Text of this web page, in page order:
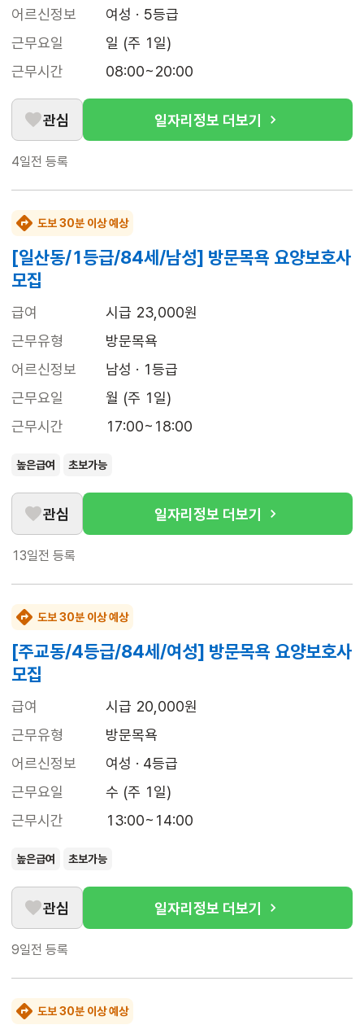
어르신정보
여성 · 5등급
근무요일
일 (주 1일)
근무시간
08:00~20:00
관심 일자리정보 더보기
4일전 등록
도보 30분 이상 예상
[일산동/1등급/84세/남성] 방문목욕 요양보호사
모집
급여
시급 23,000원
근무유형
방문목욕
어르신정보
남성 · 1등급
근무요일
월 (주 1일)
근무시간
17:00~18:00
높은급여 초보가능
관심 일자리정보 더보기
13일전 등록
도보 30분 이상 예상
[주교동/4등급/84세/여성] 방문목욕 요양보호사
모집
급여
시급 20,000원
근무유형
방문목욕
어르신정보
여성 · 4등급
근무요일
수 (주 1일)
근무시간
13:00~14:00
높은급여 초보가능
관심 일자리정보 더보기
9일전 등록
도보 30분 이상 예상